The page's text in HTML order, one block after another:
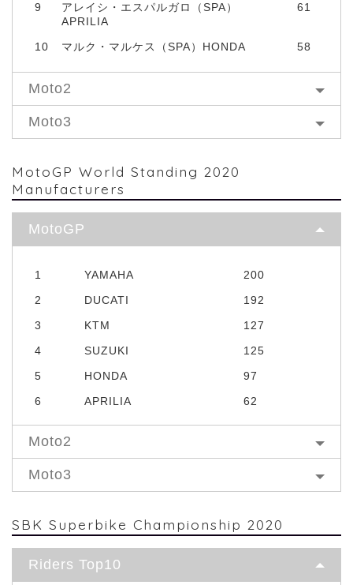
9
アレイシ・エスパルガロ（SPA）
APRILIA
61
10 マルク・マルケス（SPA）HONDA 58
Moto2
Moto3
MotoGP World Standing 2020
Manufacturers
MotoGP
1 YAMAHA
200
2
DUCATI
192
3
KTM
127
4
SUZUKI
125
5
HONDA
97
6
APRILIA 62
Moto2
Moto3
SBK Superbike Championship 2020
Riders Top10